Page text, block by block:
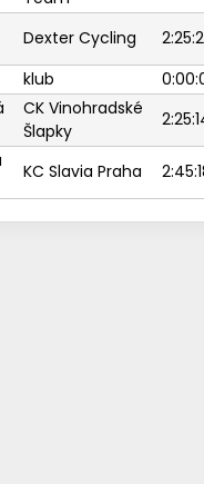
Dexter Cycling
klub
CK Vinohradské
Šlapky
KC Slavia Praha